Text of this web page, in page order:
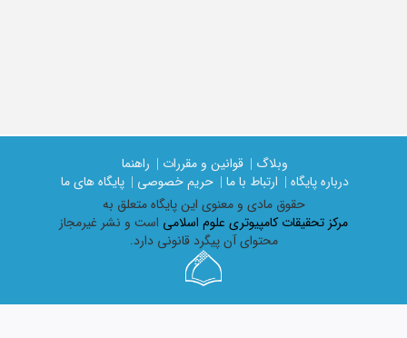
وبلاگ | قوانین و مقررات |
راهنما
درباره پایگاه |
ارتباط با ما | حریم خصوصی |
پایگاه های ما
حقوق مادی و معنوی اين پايگاه متعلق به
مرکز تحقیقات کامپیوتری علوم اسلامی است و نشر غیرمجاز
محتوای آن پیگرد قانونی دارد.